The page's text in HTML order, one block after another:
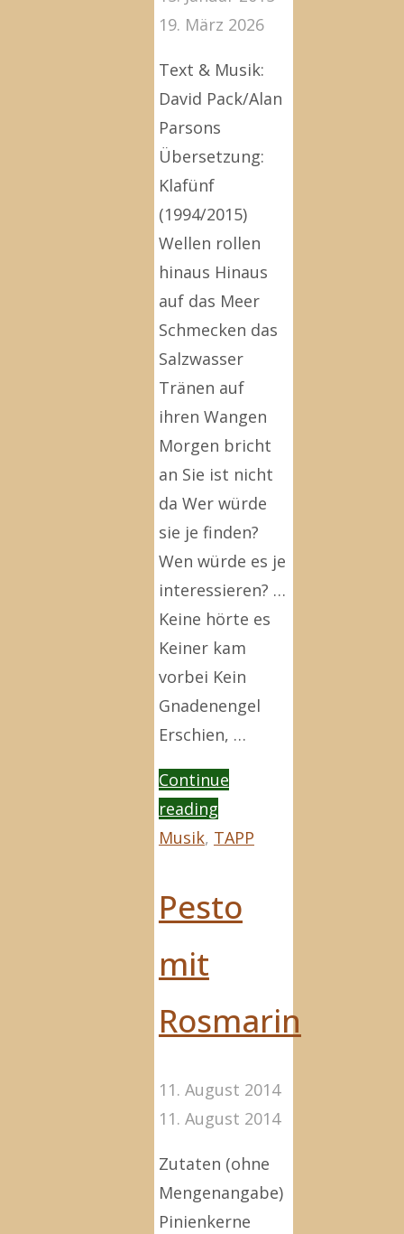
19. März 2026
Text & Musik:
David Pack/Alan
Parsons
Übersetzung:
Klafünf
(1994/2015)
Wellen rollen
hinaus Hinaus
auf das Meer
Schmecken das
Salzwasser
Tränen auf
ihren Wangen
Morgen bricht
an Sie ist nicht
da Wer würde
sie je finden?
Wen würde es je
interessieren? …
Keine hörte es
Keiner kam
vorbei Kein
Gnadenengel
Erschien, …
Continue
reading"Oh
Life
must
be
Musik, TAPP
Pesto
mit
Rosmarin
11. August 2014
11. August 2014
Zutaten (ohne
Mengenangabe)
Pinienkerne